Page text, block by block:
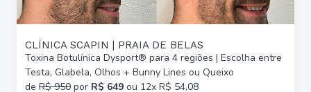
CLÍNICA SCAPIN | PRAIA DE BELAS
Toxina Botulínica Dysport® para 4 regiões | Escolha entre
Testa, Glabela, Olhos + Bunny Lines ou Queixo
de R$ 950 por R$ 649 ou 12x R$ 54,08